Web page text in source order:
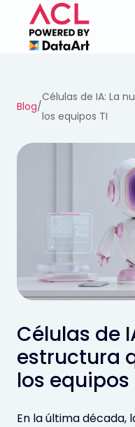
Blog/
Células de IA: La
los equipos TI
Células de
estructura
los equipos
En la última década,